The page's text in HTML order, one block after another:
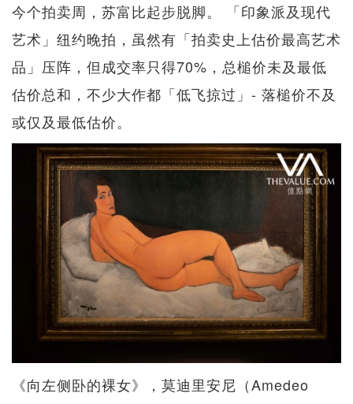
今个拍卖周，苏富比起步脱脚。 「印象派及现代
艺术」纽约晚拍，虽然有「拍卖史上估价最高艺术
品」压阵，但成交率只得70%，总槌价未及最低
估价总和，不少大作都「低飞掠过」- 落槌价不及
或仅及最低估价。
《向左侧卧的裸女》，莫迪里安尼（Amedeo